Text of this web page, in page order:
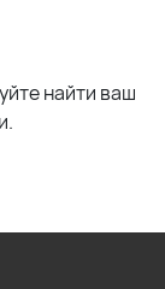
найти ваш